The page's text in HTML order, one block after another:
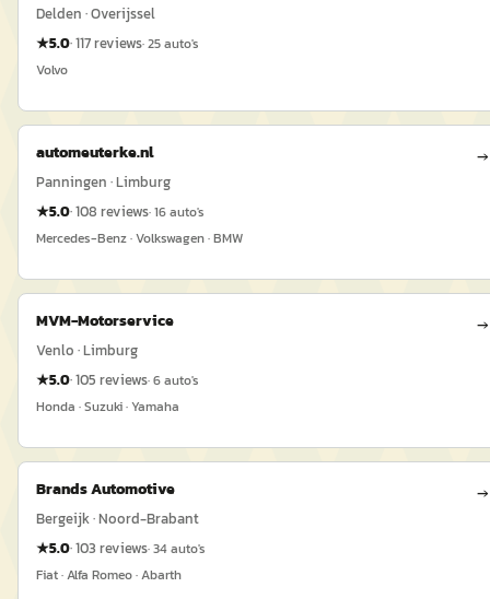
Delden · Overijssel
★5.0·117reviews·25auto's
Volvo
automeuterke.nl →
Panningen · Limburg
★5.0·108 reviews·16auto's
Mercedes-Benz · Volkswagen · BMW
MVM-Motorservice →
Venlo · Limburg
★5.0·105 reviews·6auto's
Honda · Suzuki · Yamaha
Brands Automotive →
Bergeijk · Noord-Brabant
★5.0·103 reviews·34auto's
Fiat · Alfa Romeo · Abarth